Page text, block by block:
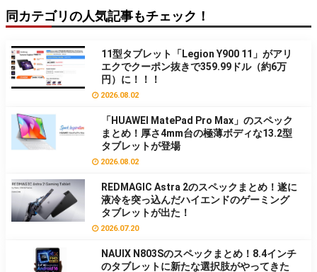
同カテゴリの人気記事もチェック！
11型タブレット「Legion Y900 11」がアリ
エクでクーポン抜きで359.99ドル（約6万
円）に！！！
2026.08.02
「HUAWEI MatePad Pro Max」のスペック
まとめ！厚さ4mm台の極薄ボディな13.2型
タブレットが登場
2026.08.02
REDMAGIC Astra 2のスペックまとめ！遂に
液冷を突っ込んだハイエンドのゲーミング
タブレットが出た！
2026.07.20
NAUIX N803Sのスペックまとめ！8.4インチ
のタブレットに新たな選択肢がやってきた